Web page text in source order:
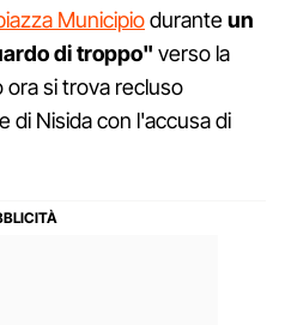
Municipioduranteun
di troppo" verso la
ora si trova recluso
di Nisida con l'accusa di